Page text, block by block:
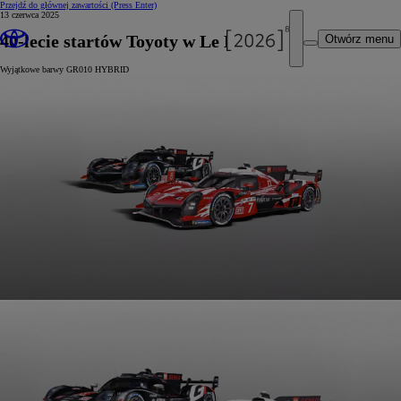
Przejdź do głównej zawartości (Press Enter)
Otwórz menu
13 czerwca 2025
40-lecie startów Toyoty w Le Mans 24h
Wyjątkowe barwy GR010 HYBRID